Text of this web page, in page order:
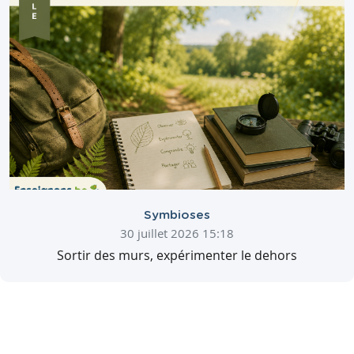
Symbioses
30 juillet 2026 15:18
Sortir des murs, expérimenter le dehors